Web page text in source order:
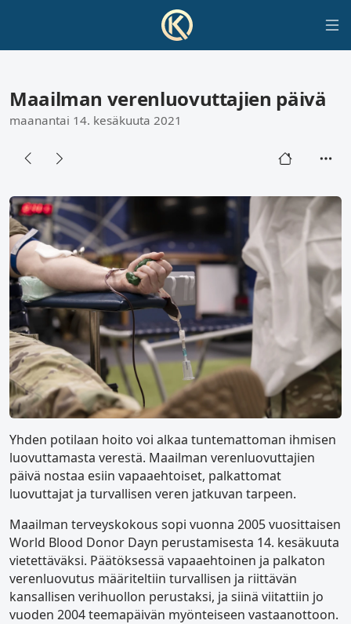
Maailman verenluovuttajien päivä
maanantai 14. kesäkuuta 2021
Yhden potilaan hoito voi alkaa tuntemattoman ihmisen
luovuttamasta verestä. Maailman verenluovuttajien
päivä nostaa esiin vapaaehtoiset, palkattomat
luovuttajat ja turvallisen veren jatkuvan tarpeen.
Maailman terveyskokous sopi vuonna 2005 vuosittaisen
World Blood Donor Dayn perustamisesta 14. kesäkuuta
vietettäväksi. Päätöksessä vapaaehtoinen ja palkaton
verenluovutus määriteltiin turvallisen ja riittävän
kansallisen verihuollon perustaksi, ja siinä viitattiin jo
vuoden 2004 teemapäivän myönteiseen vastaanottoon.